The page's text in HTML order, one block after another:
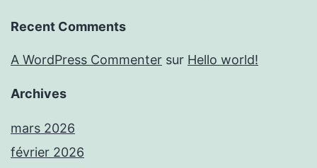
Recent Comments
A WordPress Commenter sur Hello world!
Archives
mars 2026
février 2026